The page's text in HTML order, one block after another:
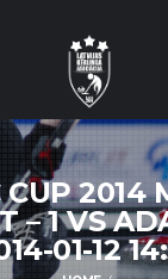
CUP 2014
– 1 VS
01-12